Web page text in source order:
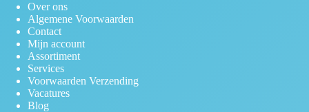
Over ons
Algemene Voorwaarden
Contact
Mijn account
Assortiment
Services
Voorwaarden Verzending
Vacatures
Blog